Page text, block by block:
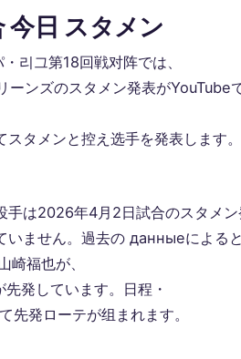
今日 スタメン
리그第18回戦对阵では、
ーンズのスタメン発表がYouTube
スタメンと控え选手を発表します。
手は2026年4月2日試合のスタメ
いません。過去の данныеによる
福也が、
発しています。日程・
先発ローテが组まれます。